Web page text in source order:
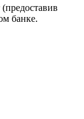
банке.